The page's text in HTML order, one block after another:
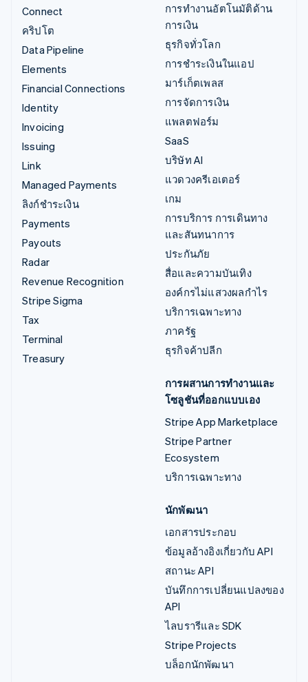
Connect
คริปโต
Data Pipeline
Elements
Financial Connections
Identity
Invoicing
Issuing
Link
Managed Payments
ลิงก์ชำระเงิน
Payments
Payouts
Radar
Revenue Recognition
Stripe Sigma
Tax
Terminal
Treasury
การทำงานอัตโนมัติด้าน
การเงิน
ธุรกิจทั่วโลก
การชำระเงินในแอป
มาร์เก็ตเพลส
การจัดการเงิน
แพลตฟอร์ม
SaaS
บริษัท AI
แวดวงครีเอเตอร์
เกม
การบริการ การเดินทาง
และสันทนาการ
ประกันภัย
สื่อและความบันเทิง
องค์กรไม่แสวงผลกำไร
บริการเฉพาะทาง
ภาครัฐ
ธุรกิจค้าปลีก
การผสานการทำงานและ
โซลูชันที่ออกแบบเอง
Stripe App Marketplace
Stripe Partner
Ecosystem
บริการเฉพาะทาง
นักพัฒนา
เอกสารประกอบ
ข้อมูลอ้างอิงเกี่ยวกับ API
สถานะ API
บันทึกการเปลี่ยนแปลงของ
API
ไลบรารีและ SDK
Stripe Projects
บล็อกนักพัฒนา